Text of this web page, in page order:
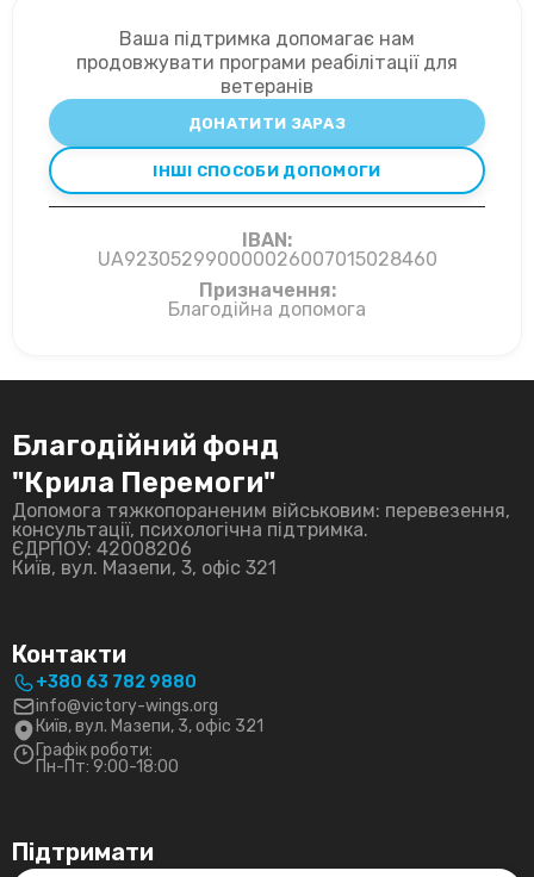
Ваша підтримка допомагає нам
продовжувати програми реабілітації для
ветеранів
ДОНАТИТИ ЗАРАЗ
ІНШІ СПОСОБИ ДОПОМОГИ
IBAN:
UA923052990000026007015028460
Призначення:
Благодійна допомога
Благодійний фонд
"Крила Перемоги"
Допомога тяжкопораненим військовим: перевезення,
консультації, психологічна підтримка.
ЄДРПОУ: 42008206
Київ, вул. Мазепи, 3, офіс 321
Контакти
+380 63 782 9880
info@victory-wings.org
Київ, вул. Мазепи, 3, офіс 321
Графік роботи:
Пн-Пт: 9:00-18:00
Підтримати